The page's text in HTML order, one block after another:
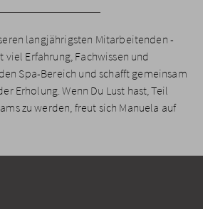
langjährigsten Mitarbeitenden -
viel Erfahrung, Fachwissen und
Spa-Bereich und schafft gemeinsam
Erholung. Wenn Du Lust hast, Teil
zu werden, freut sich Manuela auf